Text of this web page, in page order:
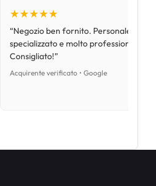
★★★★★
“Negozio ben fornito. Personale
specializzato e molto professionale.
Consigliato!”
Acquirente verificato • Google